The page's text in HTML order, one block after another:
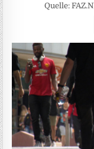
Quelle: